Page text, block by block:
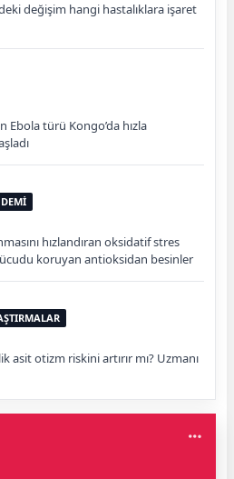
değişim hangi hastalıklara işaret
Ebola türü Kongo’da hızla
hızlandıran oksidatif stres
koruyan antioksidan besinler
asit otizm riskini artırır mı? Uzmanı